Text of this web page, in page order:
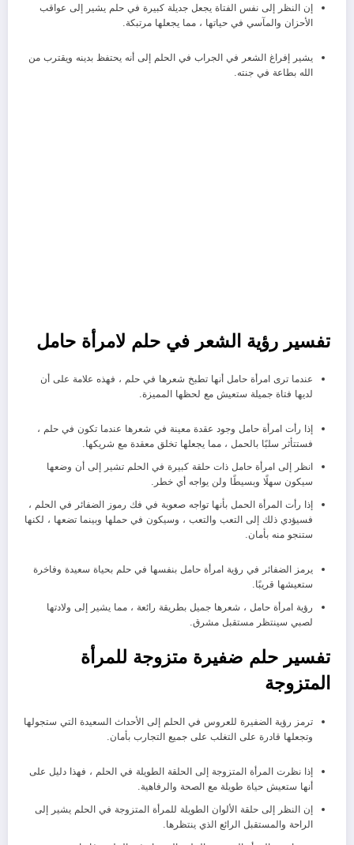
إن النظر إلى نفس الفتاة يجعل جديلة كبيرة في حلم يشير إلى عواقب
الأحزان والمآسي في حياتها ، مما يجعلها مرتبكة.
يشير إفراغ الشعر في الجراب في الحلم إلى أنه يحتفظ بدينه ويقترب من
الله بطاعة في جنته.
تفسير رؤية الشعر في حلم لامرأة حامل
عندما ترى امرأة حامل أنها تطبخ شعرها في حلم ، فهذه علامة على أن
لديها فتاة جميلة ستعيش مع لحظها المميزة.
إذا رأت امرأة حامل وجود عقدة معينة في شعرها عندما تكون في حلم ،
فستتأثر سلبًا بالحمل ، مما يجعلها تخلق معقدة مع شريكها.
انظر إلى امرأة حامل ذات حلقة كبيرة في الحلم تشير إلى أن وضعها
سيكون سهلًا وبسيطًا ولن يواجه أي خطر.
إذا رأت المرأة الحمل بأنها تواجه صعوبة في فك رموز الضفائر في الحلم ،
فسيؤدي ذلك إلى التعب والتعب ، وسيكون في حملها وبينما تضعها ، لكنها
ستنجو منه بأمان.
يرمز الضفائر في رؤية امرأة حامل بنفسها في حلم بحياة سعيدة وفاخرة
ستعيشها قريبًا.
رؤية امرأة حامل ، شعرها جميل بطريقة رائعة ، مما يشير إلى ولادتها
لصبي سينتظر مستقبل مشرق.
تفسير حلم ضفيرة متزوجة للمرأة
المتزوجة
ترمز رؤية الضفيرة للعروس في الحلم إلى الأحداث السعيدة التي ستجولها
وتجعلها قادرة على التغلب على جميع التجارب بأمان.
إذا نظرت المرأة المتزوجة إلى الحلقة الطويلة في الحلم ، فهذا دليل على
أنها ستعيش حياة طويلة مع الصحة والرفاهية.
إن النظر إلى حلقة الألوان الطويلة للمرأة المتزوجة في الحلم يشير إلى
الراحة والمستقبل الرائع الذي ينتظرها.